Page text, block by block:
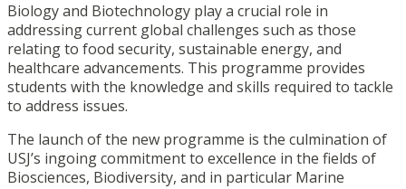
Biology and Biotechnology play a crucial role in
addressing current global challenges such as those
relating to food security, sustainable energy, and
healthcare advancements. This programme provides
students with the knowledge and skills required to tackle
to address issues.
The launch of the new programme is the culmination of
USJ’s ingoing commitment to excellence in the fields of
Biosciences, Biodiversity, and in particular Marine